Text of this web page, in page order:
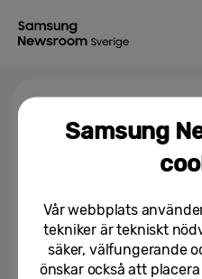
25/
Samsung
Vår webbplats
tekniker är tekniskt
säker, välfungerande
önskar också att